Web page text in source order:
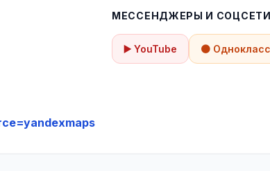
МЕССЕНДЖЕРЫ И СОЦСЕТИ
▶️ YouTube 🟠